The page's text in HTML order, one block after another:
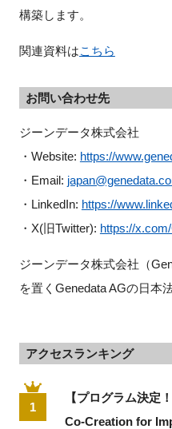
構築します。
関連資料はこちら
お問い合わせ先
ジーンデータ株式会社
・Website: https://
・Email:
・LinkedIn: https://
・X(旧Twitter): https://
ジーンデータ株式会社（
を置くGenedata AGの日本
アクセスランキング
1
【プログラム決定
Co-Creation for